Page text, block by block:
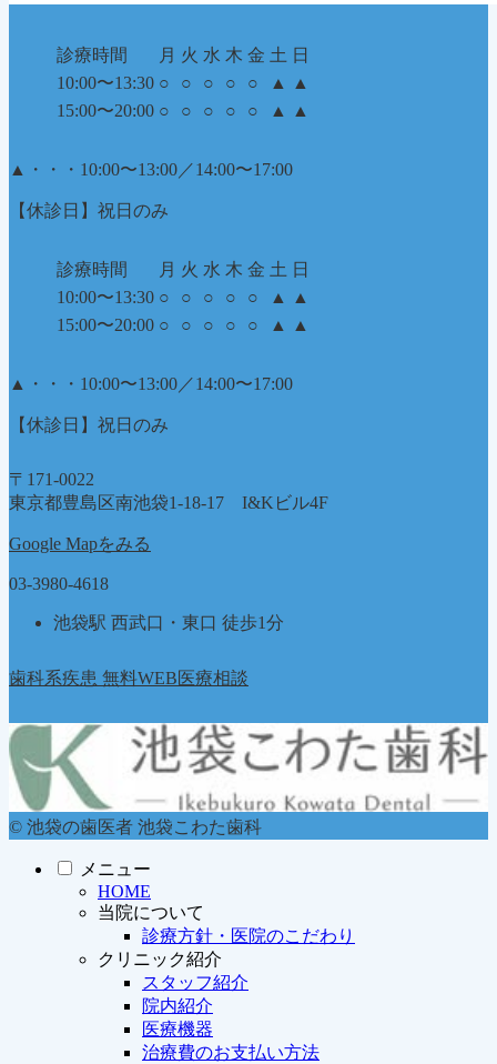
診療時間 月 火 水 木 金 土 日
10:00〜13:30 ○ ○ ○ ○ ○ ▲
▲
15:00〜20:00 ○ ○ ○ ○ ○ ▲ ▲
▲ ・・・10:00〜13:00／14:00〜17:00
【休診日】祝日のみ
診療時間 月 火 水 木 金 土 日
10:00〜13:30 ○ ○ ○ ○ ○ ▲
▲
15:00〜20:00 ○ ○ ○ ○ ○ ▲ ▲
▲ ・・・10:00〜13:00／14:00〜17:00
【休診日】祝日のみ
〒171-0022
東京都豊島区南池袋1-18-17 I&Kビル4F
Google Mapをみる
03-3980-4618
池袋駅 西武口・東口 徒歩1分
歯科系疾患 無料WEB医療相談
© 池袋の歯医者 池袋こわた歯科
メニュー
HOME
当院について
診療方針・医院のこだわり
クリニック紹介
スタッフ紹介
院内紹介
医療機器
治療費のお支払い方法